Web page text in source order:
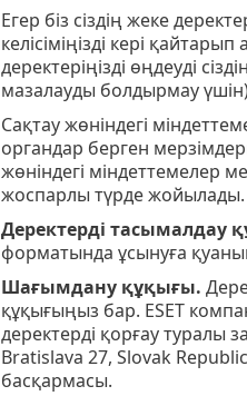
Егер біз сіздің жеке
келісіміңізді кері
деректеріңізді өңдеуді
мазалауды болдырмау
Сақтау жөнiндегi
органдар берген
жөнiндегi мiндеттемелер
жоспарлы түрде жойылады.
Деректерді тасымалдау
форматында ұсынуға
Шағымдану құқығы.
құқығыңыз бар. ESET
деректерді қорғау туралы
Bratislava 27, Slovak
басқармасы.